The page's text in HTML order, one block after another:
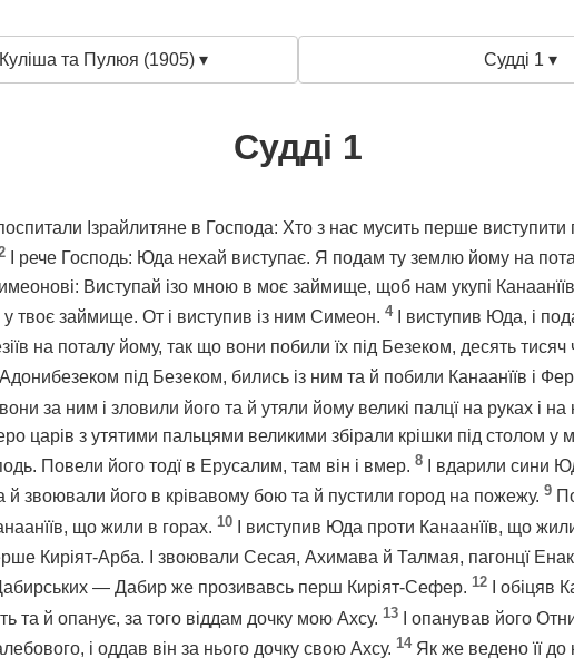
Куліша та Пулюя (1905) ▾ Судді 1 ▾
Судді 1
Ізрайлитяне в Господа: Хто з нас мусить перше виступити
І рече Господь: Юда нехай виступає. Я подам ту землю йому на
Виступай ізо мною в моє займище, щоб нам укупі
твоє займище. От і виступив із ним Симеон. 4
І виступив Юда, і
на поталу йому, так що вони побили їх під Безеком, десять тисяч
під Безеком, бились із ним та й побили Канаанїїв і
за ним і зловили його та й утяли йому великі палцї на руках і на
царів з утятими пальцями великими збірали крішки під столом у
Повели його тодї в Ерусалим, там він і вмер. 8
І вдарили сини
й звоювали його в крівавому бою та й пустили город на пожежу. 9
що жили в горах. 10
І виступив Юда проти Канаанїїв, що
Киріят-Арба. І звоювали Сесая, Ахимава й Талмая, пагонцї
— Дабир же прозивавсь перш Киріят-Сефер. 12
І обіцяв
та й опанує, за того віддам дочку мою Ахсу. 13
І опанував його
і оддав він за нього дочку свою Ахсу. 14 Як же ведено її до